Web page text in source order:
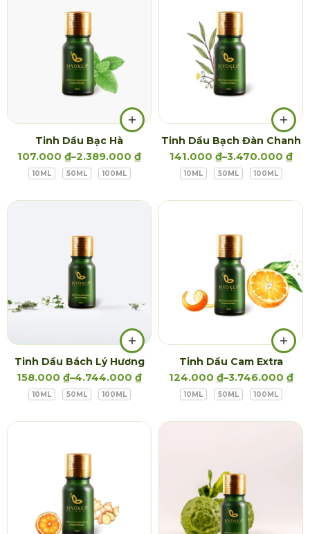
Tinh Dầu Bạc Hà
107.000 ₫–2.389.000 ₫
10ML 50ML 100ML
Tinh Dầu Bạch Đàn Chanh
141.000 ₫–3.470.000 ₫
10ML 50ML 100ML
Tinh Dầu Bách Lý Hương
158.000 ₫–4.744.000 ₫
10ML 50ML 100ML
Tinh Dầu Cam Extra
124.000 ₫–3.746.000 ₫
10ML 50ML 100ML